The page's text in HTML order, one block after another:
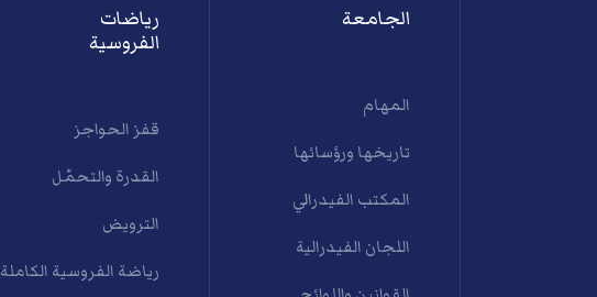
الجامعة
المهام
تاريخها ورؤسائها
المكتب الفيدرالي
اللجان الفيدرالية
رياضات
الفروسية
قفز الحواجز
القدرة والتحمّل
الترويض
رياضة الفروسية الكاملة